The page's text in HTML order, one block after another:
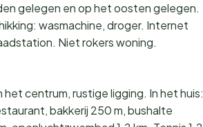
gelegen en op het oosten gelegen.
wasmachine, droger. Internet
Niet rokers woning.
centrum, rustige ligging. In het huis:
bakkerij 250 m, bushalte